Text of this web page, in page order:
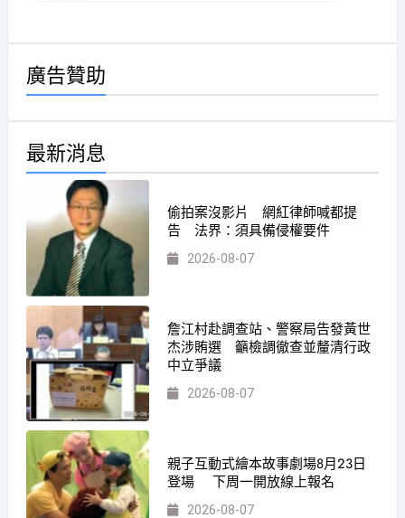
廣告贊助
最新消息
偷拍案沒影片 網紅律師喊都提
告 法界：須具備侵權要件
2026-08-07
詹江村赴調查站、警察局告發黃世
杰涉賄選 籲檢調徹查並釐清行政
中立爭議
2026-08-07
親子互動式繪本故事劇場8月23日
登場 下周一開放線上報名
2026-08-07